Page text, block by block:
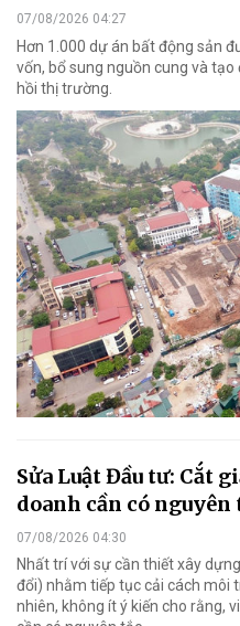
07/08/2026 04:27
Hơn 1.000 dự án bất động sản
vốn, bổ sung nguồn cung và
hồi thị trường.
Sửa Luật Đầu tư: Cắt
doanh cần có nguyên
07/08/2026 04:30
Nhất trí với sự cần thiết xây
đổi) nhằm tiếp tục cải cách môi
nhiên, không ít ý kiến cho rằng,